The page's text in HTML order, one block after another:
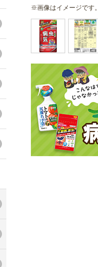
※画像はイメージです。